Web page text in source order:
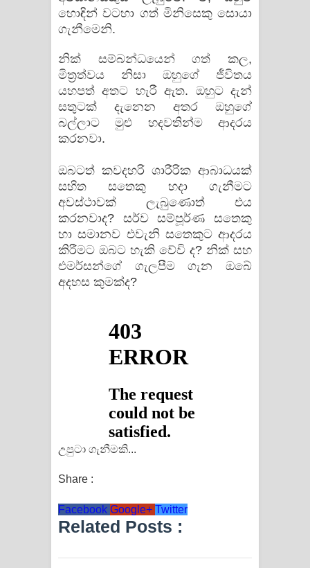
හොඳින් වටහා ගත් මිනිසෙකු සොයා
ගැනීමෙනි.
නික් සම්බන්ධයෙන් ගත් කල,
මිත්‍රත්වය නිසා ඔහුගේ ජීවිතය
යහපත් අතට හැරී ඇත. ඔහුට දැන්
සතුටක් දැනෙන අතර ඔහුගේ
බල්ලාට මුළු හදවතින්ම ආදරය
කරනවා.
ඔබටත් කවදහරි ශාරීරික ආබාධයක්
සහිත සතෙකු හදා ගැනීමට
අවස්ථාවක් ලැබුණොත් එය
කරනවාද? සර්ව සම්පූර්ණ සතෙකු
හා සමානව එවැනි සතෙකුට ආදරය
කිරීමට ඔබට හැකි වේවි ද? නික් සහ
එමර්සන්ගේ ගැලපීම ගැන ඔබේ
අදහස කුමක්ද?
උපුටා ගැනීමකි...
Share :
Facebook Google+ Twitter
Related Posts :